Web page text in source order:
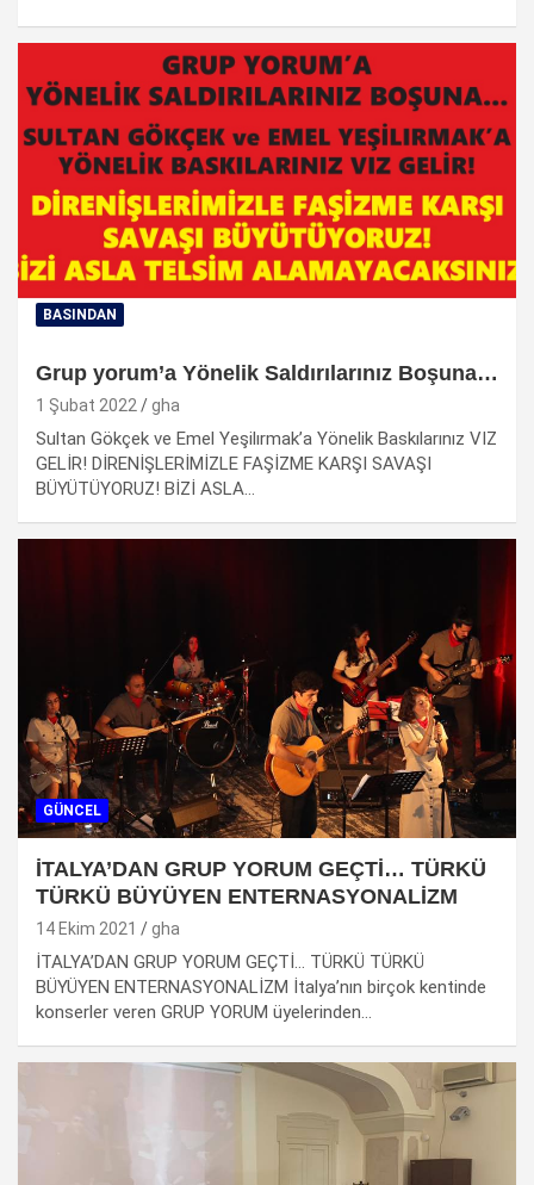
BASINDAN
Grup yorum’a Yönelik Saldırılarınız Boşuna…
1 Şubat 2022 gha
Sultan Gökçek ve Emel Yeşilırmak’a Yönelik Baskılarınız VIZ
GELİR! DİRENİŞLERİMİZLE FAŞİZME KARŞI SAVAŞI
BÜYÜTÜYORUZ! BİZİ ASLA…
GÜNCEL
İTALYA’DAN GRUP YORUM GEÇTİ… TÜRKÜ
TÜRKÜ BÜYÜYEN ENTERNASYONALİZM
14 Ekim 2021 gha
İTALYA’DAN GRUP YORUM GEÇTİ… TÜRKÜ TÜRKÜ
BÜYÜYEN ENTERNASYONALİZM İtalya’nın birçok kentinde
konserler veren GRUP YORUM üyelerinden…